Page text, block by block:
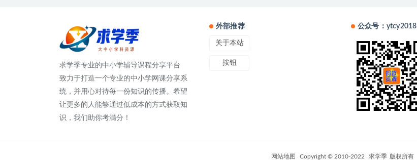
求学季专业的中小学辅导课程分享平台
致力于打造一个专业的中小学网课分享系
统，并用心对待每一份知识的传播。希望
让更多的人能够通过低成本的方式获取知
识，我们助你考满分！
外部推荐
关于本站
按钮
公众号：ytcy2018
网站地图 Copyright © 2010-2022 求学季 版权所有